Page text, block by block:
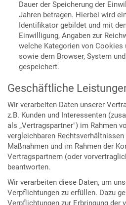
Dauer der Speicherung der
Jahren betragen. Hierbei wird
Identifikator gebildet und mit
Einwilligung, Angaben zur
welche Kategorien von
sowie dem Browser, System
gespeichert.
Geschäftliche
Wir verarbeiten Daten unserer
z.B. Kunden und Interessenten
als „Vertragspartner") im Rahmen
vergleichbaren
Maßnahmen und im Rahmen der
Vertragspartnern (oder
beantworten.
Wir verarbeiten diese Daten, um
Verpflichtungen zu erfüllen. Dazu
Verpflichtungen zur Erbringung der